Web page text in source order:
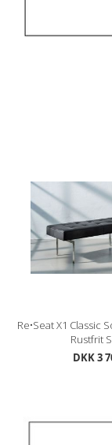
Re•Seat X1 Classic
Rustfrit
DKK 3